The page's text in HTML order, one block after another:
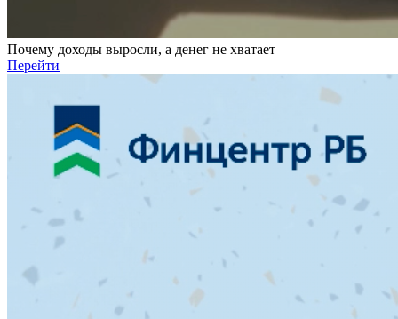
Почему доходы выросли, а денег не хватает
Перейти